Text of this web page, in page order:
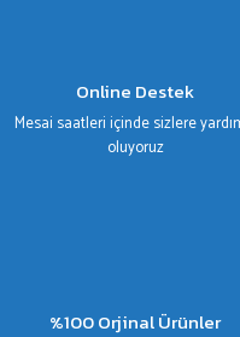
Online Destek
Mesai saatleri içinde sizlere
oluyoruz
%100 Orjinal Ürünler